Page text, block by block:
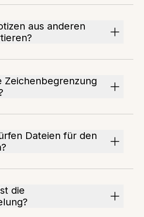
aus anderen
Zeichenbegrenzung
Dateien für den
die